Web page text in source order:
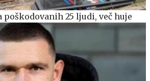
poškodovanih 25 ljudi, več huje